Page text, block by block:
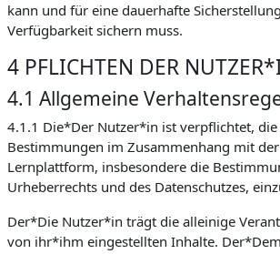
kann und für eine dauerhafte
Verfügbarkeit sichern muss.
4 PFLICHTEN DER
4.1 Allgemeine
4.1.1 Die*Der Nutzer*in ist verpflichtet, die
Bestimmungen im Zusammenhang mit
Lernplattform, insbesondere die
Urheberrechts und des Datenschutzes,
Der*Die Nutzer*in trägt die alleinige
von ihr*ihm eingestellten Inhalte.